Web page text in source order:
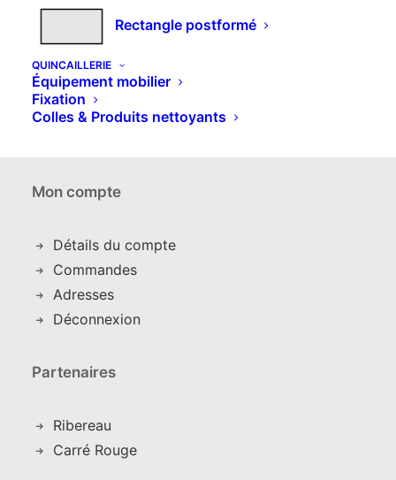
Rectangle postformé
QUINCAILLERIE
Équipement mobilier
Fixation
Colles & Produits nettoyants
Contacts
Qui sommes nous
Comment commande
Nos produits
Couleurs et décors
Mon compte
Détails du compte
Commandes
Adresses
Déconnexion
Partenaires
Ribereau
Carré Rouge